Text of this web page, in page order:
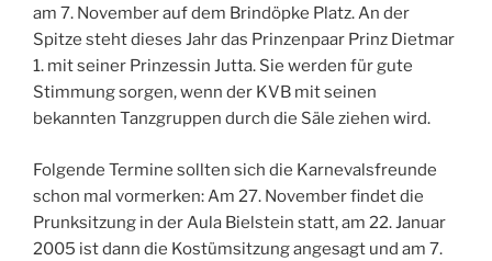
am 7. November auf dem Brindöpke Platz. An der
Spitze steht dieses Jahr das Prinzenpaar Prinz Dietmar
1. mit seiner Prinzessin Jutta. Sie werden für gute
Stimmung sorgen, wenn der KVB mit seinen
bekannten Tanzgruppen durch die Säle ziehen wird.
Folgende Termine sollten sich die Karnevalsfreunde
schon mal vormerken: Am 27. November findet die
Prunksitzung in der Aula Bielstein statt, am 22. Januar
2005 ist dann die Kostümsitzung angesagt und am 7.